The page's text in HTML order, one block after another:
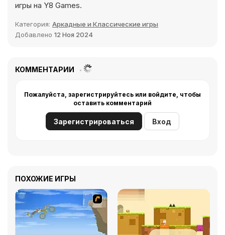
игры на Y8 Games.
Категория: Аркадные и Классические игры
Добавлено 12 Ноя 2024
КОММЕНТАРИИ
Пожалуйста, зарегистрируйтесь или войдите, чтобы
оставить комментарий
Зарегистрироваться Вход
ПОХОЖИЕ ИГРЫ